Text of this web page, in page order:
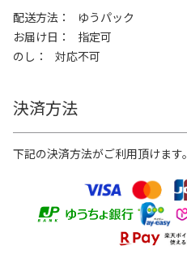
配送方法
ゆうパック
お届け日
指定可
のし
対応不可
決済方法
下記の決済方法がご利用頂けます。